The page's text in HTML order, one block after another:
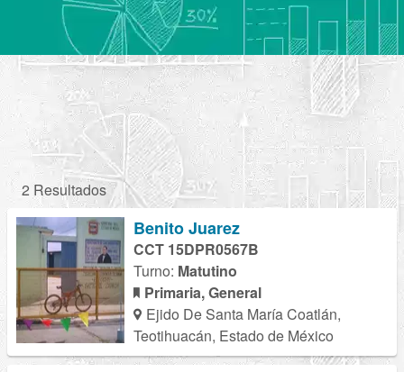
2 Resultados
Benito Juarez
CCT 15DPR0567B
Turno: Matutino
Primaria, General
Ejido De Santa María Coatlán,
Teotihuacán, Estado de México